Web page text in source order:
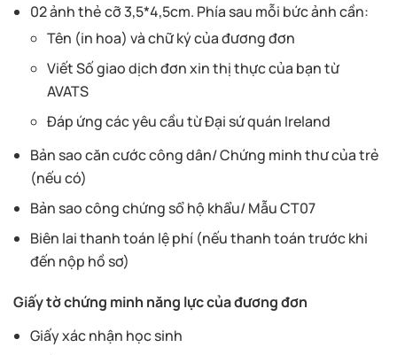
02 ảnh thẻ cỡ 3,5*4,5cm. Phía sau mỗi bức ảnh cần:
Tên (in hoa) và chữ ký của đương đơn
Viết Số giao dịch đơn xin thị thực của bạn từ
AVATS
Đáp ứng các yêu cầu từ Đại sứ quán Ireland
Bản sao căn cước công dân/ Chứng minh thư của trẻ
(nếu có)
Bản sao công chứng sổ hộ khẩu/ Mẫu CT07
Biên lai thanh toán lệ phí (nếu thanh toán trước khi
đến nộp hồ sơ)
Giấy tờ chứng minh năng lực của đương đơn
Giấy xác nhận học sinh